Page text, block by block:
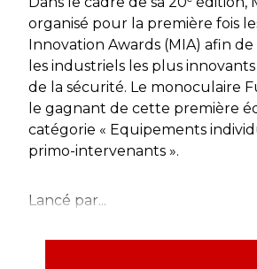
organisé pour la première fois
Innovation Awards (MIA) afin
les industriels les plus
de la sécurité. Le monoculaire
le gagnant de cette première
catégorie « Equipements
primo-intervenants ».
Lancé par...